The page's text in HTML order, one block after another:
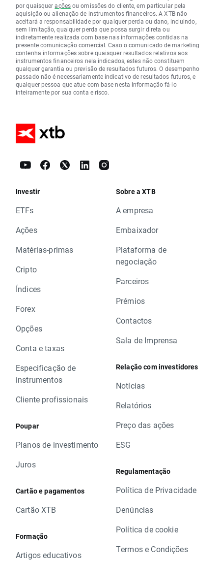
por quaisqueraçõesou omissões do cliente, em particular pela
aquisição ou alienação de instrumentos financeiros. A XTB não
aceitará a responsabilidade por qualquer perda ou dano, incluindo,
sem limitação, qualquer perda que possa surgir direta ou
indiretamente realizada com base nas informações contidas na
presente comunicação comercial. Caso o comunicado de marketing
contenha informações sobre quaisquer resultados relativos aos
instrumentos financeiros nela indicados, estes não constituem
qualquer garantia ou previsão de resultados futuros. O desempenho
passado não é necessariamente indicativo de resultados futuros, e
qualquer pessoa que atue com base nesta informação fá-lo
inteiramente por sua conta e risco.
Investir
ETFs
Ações
Matérias-primas
Cripto
Índices
Forex
Opções
Conta e taxas
Especificação de
instrumentos
Cliente profissionais
Poupar
Planos de investimento
Juros
Cartão e pagamentos
Cartão XTB
Formação
Artigos educativos
Sobre a XTB
A empresa
Embaixador
Plataforma de
negociação
Parceiros
Prémios
Contactos
Sala de Imprensa
Relação com investidores
Notícias
Relatórios
Preço das ações
ESG
Regulamentação
Política de Privacidade
Denúncias
Política de cookie
Termos e Condições